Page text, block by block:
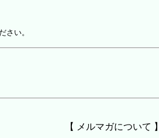
さい。
【 メルマガについて 】